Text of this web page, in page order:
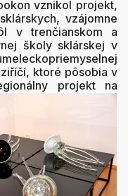
vznikol projekt,
vzájomne
v trenčianskom a
školy sklárskej v
ktoré pôsobia v
projekt na